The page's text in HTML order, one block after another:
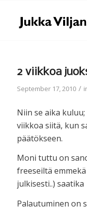
2 viikkoa
September 17, 2010 /
Niin se aika
viikkoa siitä, kun
päätökseen.
Moni tuttu on
freeseiltä
julkisesti..)
Palautuminen on